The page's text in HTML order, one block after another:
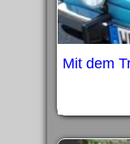
Mit dem